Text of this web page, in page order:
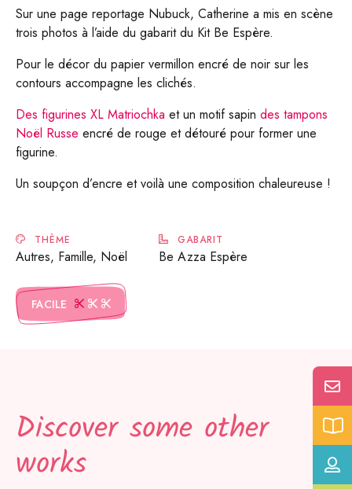
Sur une page reportage Nubuck, Catherine a mis en scène
trois photos à l’aide du gabarit du Kit Be Espère.
Pour le décor du papier vermillon encré de noir sur les
contours accompagne les clichés.
Des figurines XL Matriochka et un motif sapin des tampons
Noël Russe encré de rouge et détouré pour former une
figurine.
Un soupçon d’encre et voilà une composition chaleureuse !
THÈME
Autres, Famille, Noël
GABARIT
Be Azza Espère
FACILE
Discover some other
works